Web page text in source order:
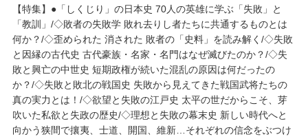
【特集】●「しくじり」の日本史 70人の英雄に学ぶ「失敗」と
「教訓」/◇敗者の失敗学 敗れ去りし者たちに共通するものとは
何か？/◇歪められた 消された 敗者の「史料」を読み解く/◇失敗
と因縁の古代史 古代豪族・名家・名門はなぜ滅びたのか？/◇失
敗と興亡の中世史 短期政権が続いた混乱の原因は何だったの
か？/◇失敗と敗北の戦国史 失敗から見えてきた戦国武将たちの
真の実力とは！/◇欲望と失敗の江戸史 太平の世だからこそ、芽
吹いた私欲と失政の歴史/◇理想と失敗の幕末史 新しい時代へと
向かう狭間で攘夷、士道、開国、維新…それぞれの信念をぶつけ